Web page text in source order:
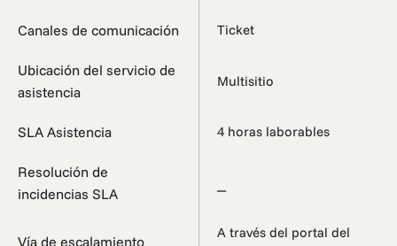
Canales de comunicación Ticket
Ubicación del servicio de
asistencia
Multisitio
SLA Asistencia 4 horas laborables
Resolución de
incidencias SLA
Vía de escalamiento
A través del portal del